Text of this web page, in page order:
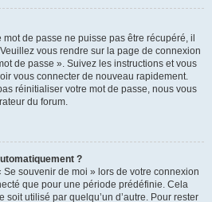
de passe ne puisse pas être récupéré, il
vous rendre sur la page de connexion
de passe ». Suivez les instructions et vous
vous connecter de nouveau rapidement.
réinitialiser votre mot de passe, nous vous
du forum.
?
souvenir de moi » lors de votre connexion
que pour une période prédéfinie. Cela
soit utilisé par quelqu’un d’autre. Pour rester